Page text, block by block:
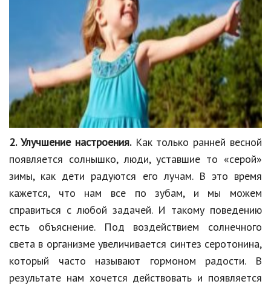
Еда и напитки
Праздники и подарки
Кинематограф
Домашние животные
Семья и дети
Путешествия
Строительство
Культура и общество
Мода и стиль
Бизнес
Хобби и развлечения
Финансы
2. Улучшение настроения.Как только ранней весной
появляется солнышко, люди, уставшие то «серой»
зимы, как дети радуются его лучам. В это время
кажется, что нам все по зубам, и мы можем
справиться с любой задачей. И такому поведению
есть объяснение. Под воздействием солнечного
света в организме увеличивается синтез серотонина,
который часто называют гормоном радости. В
результате нам хочется действовать и появляется